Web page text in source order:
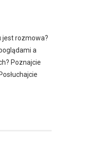
jest rozmowa?
a
Poznajcie